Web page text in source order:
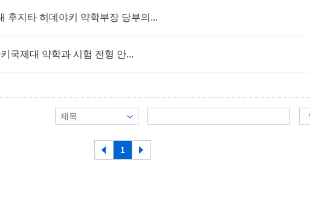
후지타 히데야키 약학부장 당부의...
국제대 약학과 시험 전형 안...
1